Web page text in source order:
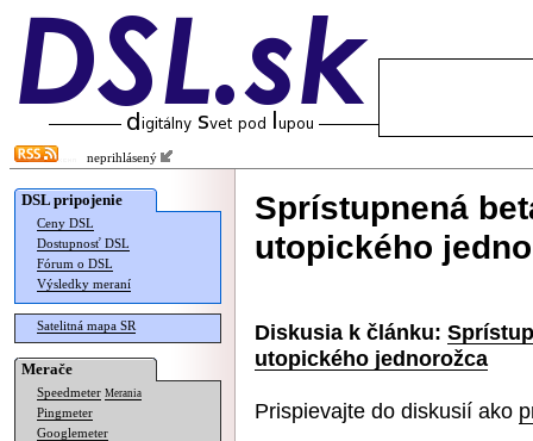
neprihlásený
DSL pripojenie
Ceny DSL
Dostupnosť DSL
Fórum o DSL
Výsledky meraní
Satelitná mapa SR
Merače
Speedmeter Merania
Pingmeter
Googlemeter
Sprístupnená
utopického
Diskusia k článku:
utopického jednorožca
Prispievajte do diskusií ako